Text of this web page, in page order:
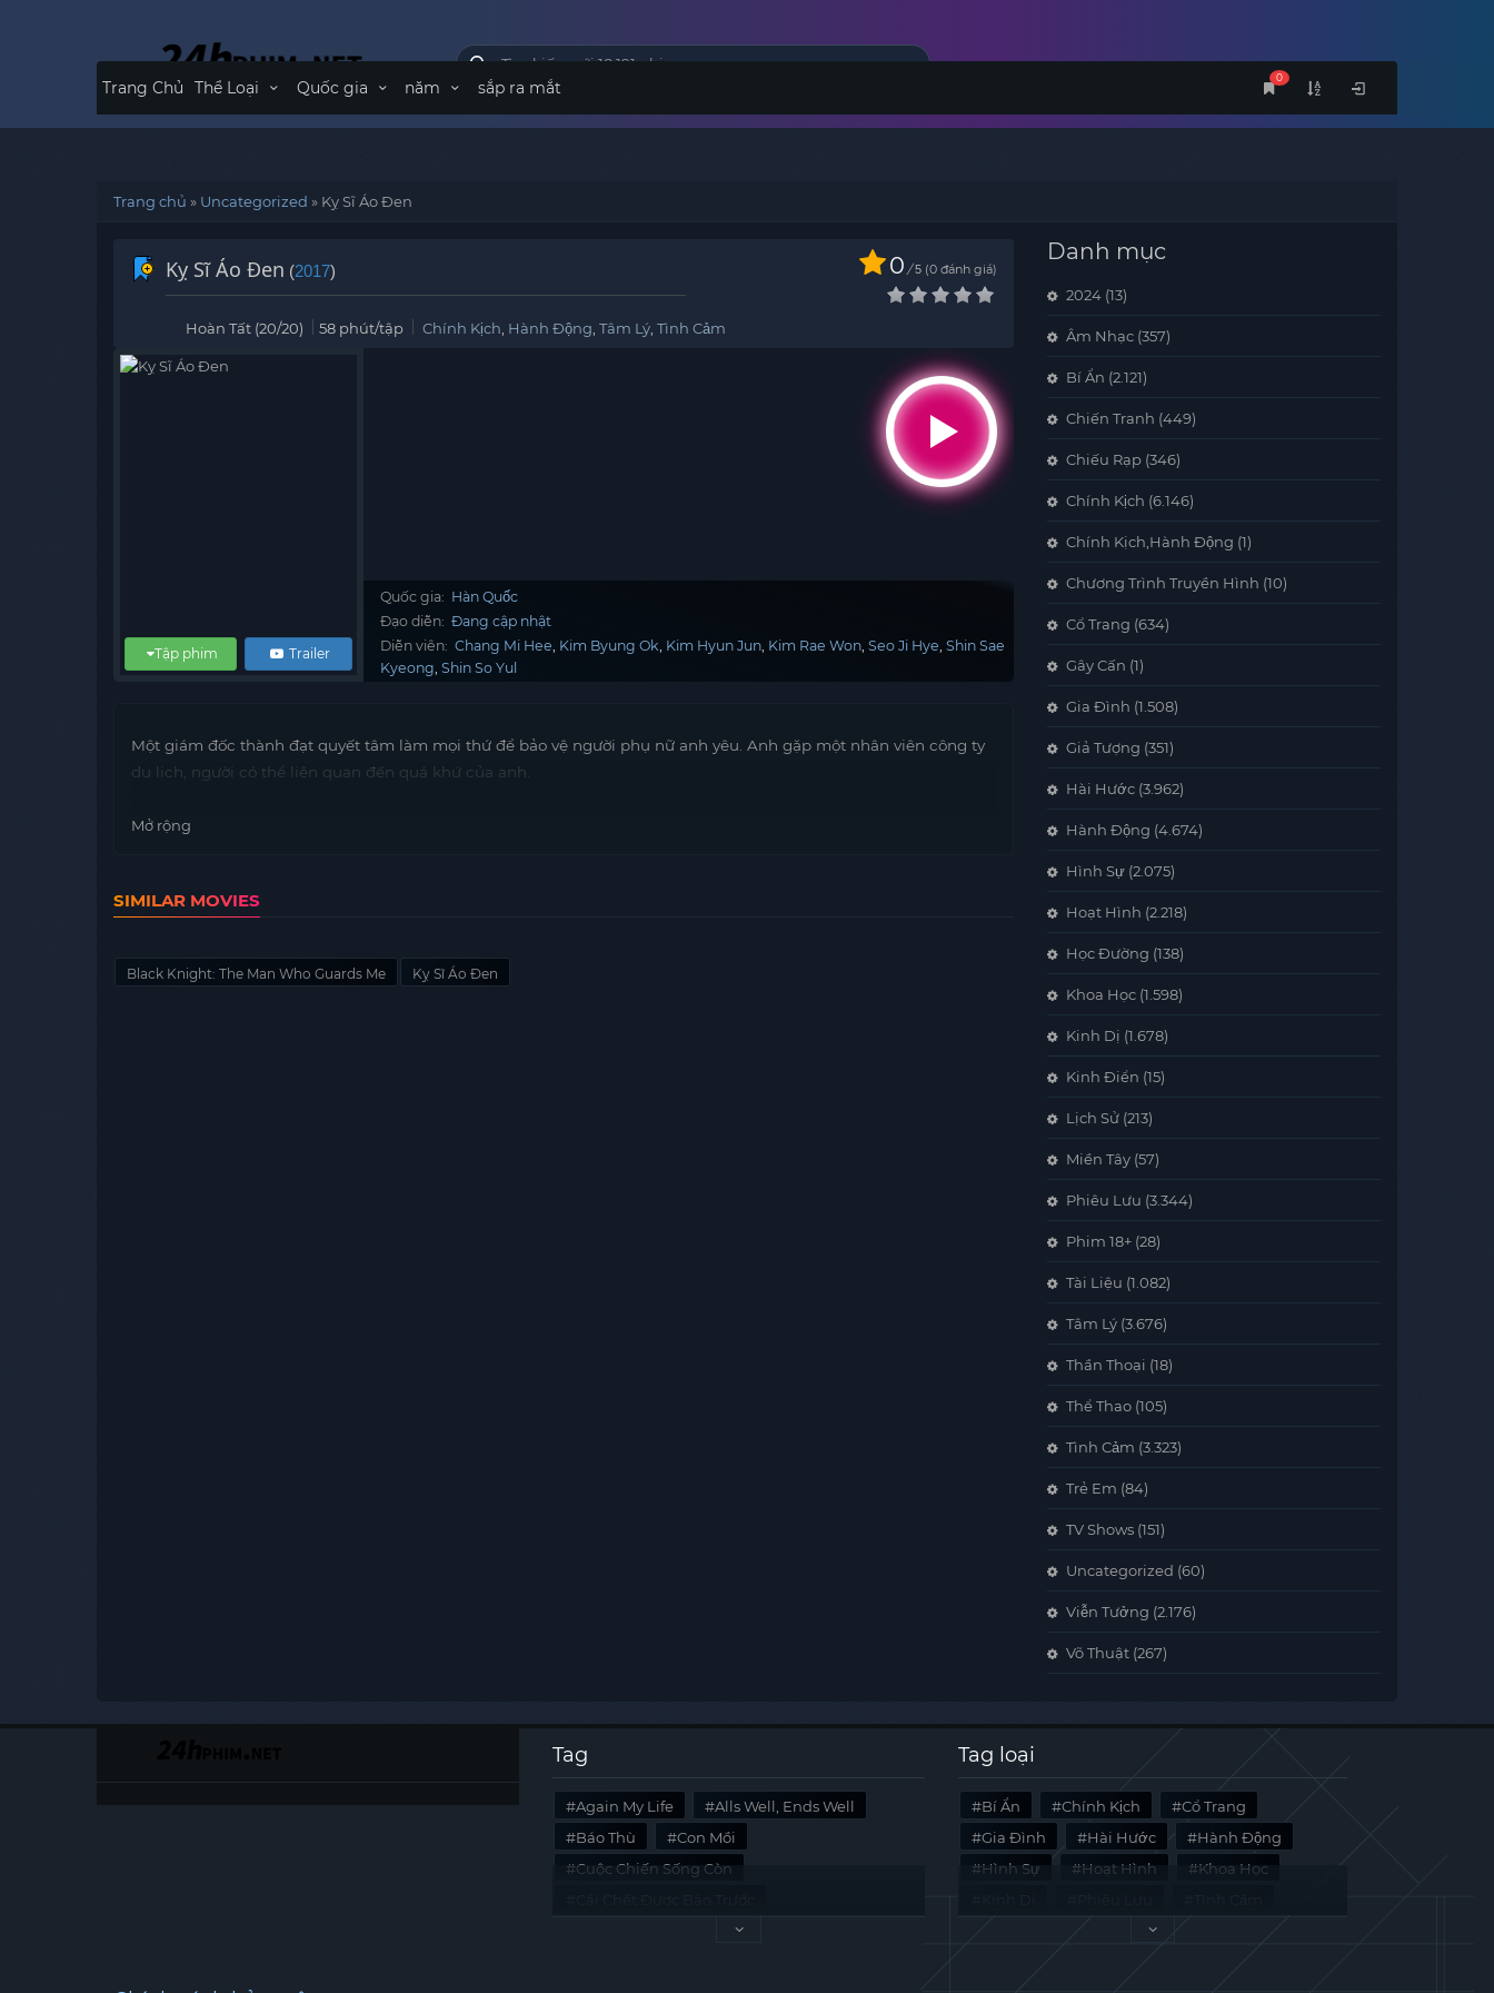
0
Trang Chủ Thể Loại Quốc gia năm sắp ra mắt
Trang chủ » Uncategorized » Kỵ Sĩ Áo Đen
Kỵ Sĩ Áo Đen (2017) 0 / 5 0 đánh giá
Hoàn Tất (20/20) 58 phút/tập Chính Kịch Hành Động Tâm Lý Tình Cảm
Trailer
Tập phim
Quốc gia: Hàn Quốc
Đạo diễn: Đang cập nhật
Diễn viên: Chang Mi Hee Kim Byung Ok Kim Hyun Jun Kim Rae Won Seo Ji Hye Shin Sae
Kyeong Shin So Yul
Một giám đốc thành đạt quyết tâm làm mọi thứ để bảo vệ người phụ nữ anh yêu. Anh gặp một nhân viên công ty
du lịch, người có thể liên quan đến quá khứ của anh.
Mở rộng
SIMILAR MOVIES
Black Knight: The Man Who Guards Me Kỵ Sĩ Áo Đen
Danh mục
2024 (13)
Âm Nhạc (357)
Bí Ẩn (2.121)
Chiến Tranh (449)
Chiếu Rạp (346)
Chính Kịch (6.146)
Chính Kịch,Hành Động (1)
Chương Trình Truyền Hình (10)
Cổ Trang (634)
Gây Cấn (1)
Gia Đình (1.508)
Giả Tượng (351)
Hài Hước (3.962)
Hành Động (4.674)
Hình Sự (2.075)
Hoạt Hình (2.218)
Học Đường (138)
Khoa Học (1.598)
Kinh Dị (1.678)
Kinh Điển (15)
Lịch Sử (213)
Miền Tây (57)
Phiêu Lưu (3.344)
Phim 18+ (28)
Tài Liệu (1.082)
Tâm Lý (3.676)
Thần Thoại (18)
Thể Thao (105)
Tình Cảm (3.323)
Trẻ Em (84)
TV Shows (151)
Uncategorized (60)
Viễn Tưởng (2.176)
Võ Thuật (267)
Tag
Again My Life
Alls Well, Ends Well
Báo Thù
Con Mồi
Cuộc Chiến Sống Còn
Last Summer
Tag loại
Bí Ẩn Chính Kịch
Cổ Trang
Gia Đình
Hài Hước
Hành Động
Hình Sự
Hoạt Hình
Khoa Học
Tài Liệu
Tâm Lý Viễn Tưởng